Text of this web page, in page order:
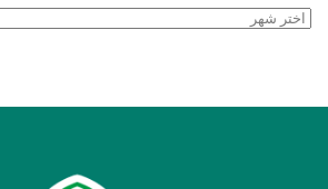
الأرشيف